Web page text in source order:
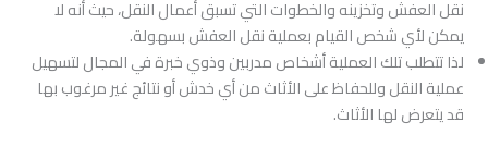
نقل العفش وتخزينه والخطوات التي تسبق أعمال النقل، حيث أنه لا
يمكن لأي شخص القيام بعملية نقل العفش بسهولة.
لذا تتطلب تلك العملية أشخاص مدربين وذوي خبرة في المجال لتسهيل
عملية النقل وللحفاظ على الأثاث من أي خدش أو نتائج غير مرغوب بها
قد يتعرض لها الأثاث.